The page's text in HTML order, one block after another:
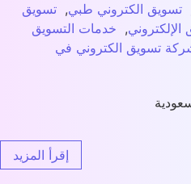
الكتروني طبي, تسويق
, خدمات التسويق
تسويق الكتروني في
إقرأ المزيد